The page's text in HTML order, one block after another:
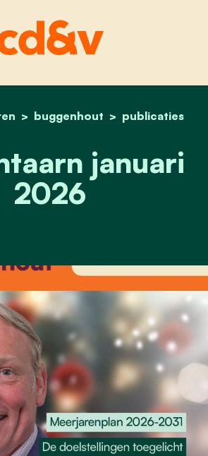
home
buggenhout publicaties
de lantaarn januari 2026
januari
2026